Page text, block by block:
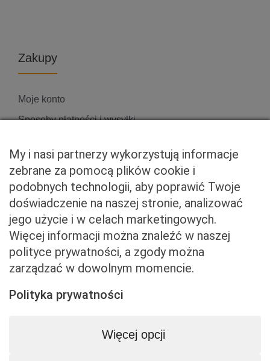
Zakupy
Moje konto
Sposoby płatności i wysyłki
Właściciel serwisu
Baveno Sp. z o. o.
Czerniakowska 71/408a
00-715 Warszawa
NIP: 5273093569
KRS: 0001081683
+48 692 642 814
My i nasi partnerzy wykorzystują informacje
zebrane za pomocą plików cookie i
podobnych technologii, aby poprawić Twoje
doświadczenie na naszej stronie, analizować
jego użycie i w celach marketingowych.
Więcej informacji można znaleźć w naszej
polityce prywatności, a zgody można
zarządzać w dowolnym momencie.
Polityka prywatności
Więcej opcji